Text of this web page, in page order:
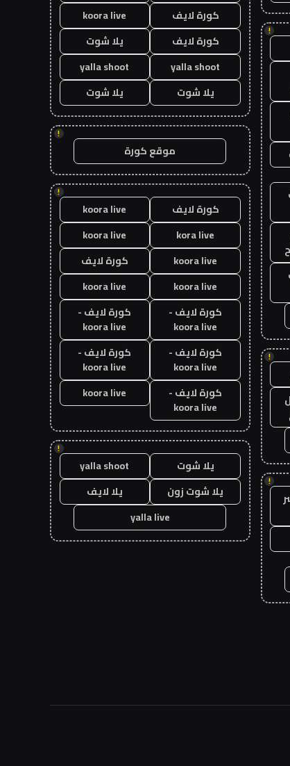
!
!
!
كورة لايف
koora live
كورة لايف
يلا شوت
yalla shoot
yalla shoot
يلا شوت
يلا شوت
!
موقع كورة
!
كورة لايف
koora live
kora live
koora live
koora live
كورة لايف
koora live
koora live
كورة لايف -
koora live
كورة لايف -
koora live
كورة لايف -
koora live
كورة لايف -
koora live
كورة لايف -
koora live
koora live
!
يلا شوت
yalla shoot
يلا شوت زون
يلا لايف
yalla live